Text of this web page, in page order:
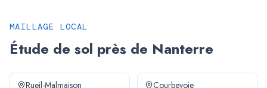
MAILLAGE LOCAL
Étude de sol près de Nanterre
Rueil-Malmaison Courbevoie